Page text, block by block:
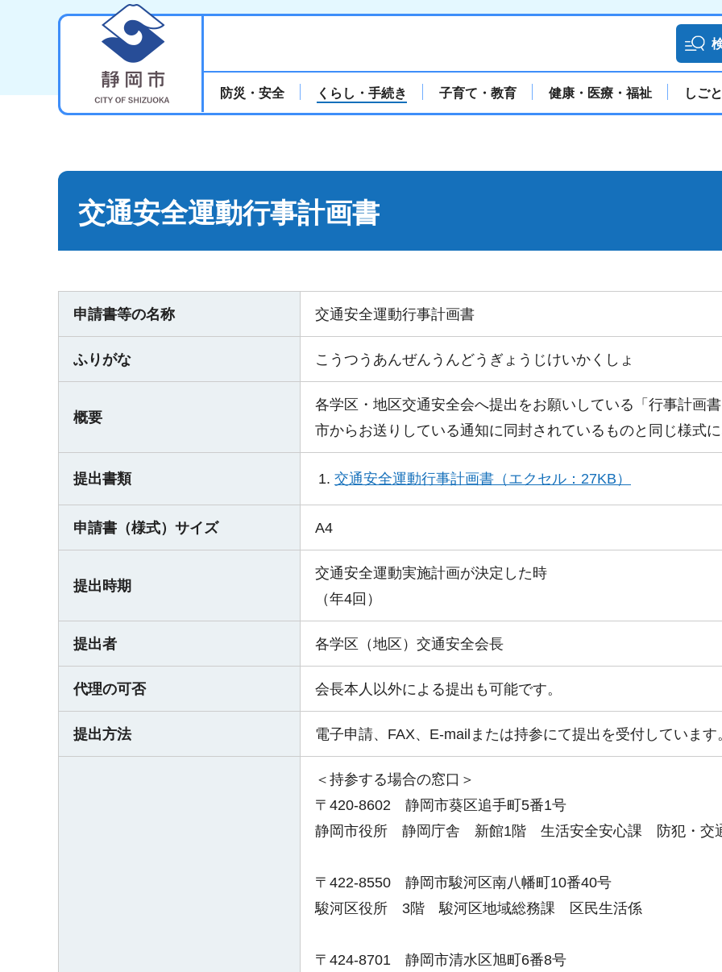
防災・安全 くらし・手続き 子育て・教育 健康・医療・福祉 しご
交通安全運動行事計画書
申請書等の名称 交通安全運動行事計画書
ふりがな こうつうあんぜんうんどうぎょうじけいかくしょ
概要
各学区・地区交通安全会へ提出をお願いしている「行事計画書
市からお送りしている通知に同封されているものと同じ様式に
提出書類 交通安全運動行事計画書（エクセル：27KB）
申請書（様式）サイズ A4
提出時期
交通安全運動実施計画が決定した時
（年4回）
提出者 各学区（地区）交通安全会長
代理の可否 会長本人以外による提出も可能です。
提出方法 電子申請、FAX、E-mailまたは持参にて提出を受付しています
＜持参する場合の窓口＞
〒420-8602 静岡市葵区追手町5番1号
静岡市役所 静岡庁舎 新館1階 生活安全安心課 防犯・交
〒422-8550 静岡市駿河区南八幡町10番40号
駿河区役所 3階 駿河区地域総務課 区民生活係
〒424-8701 静岡市清水区旭町6番8号